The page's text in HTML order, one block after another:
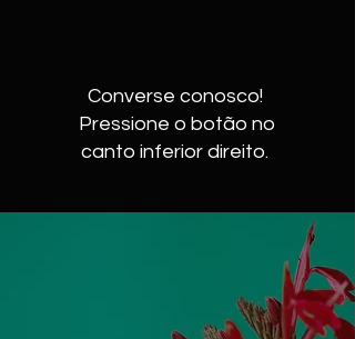
Converse conosco!
Pressione o botão no
canto inferior direito.